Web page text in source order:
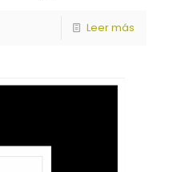
Leer más